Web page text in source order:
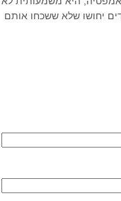
יחושו שלא ששכחו אותם